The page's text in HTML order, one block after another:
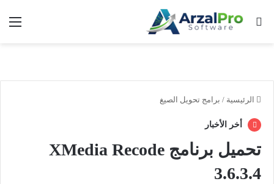
بحث عن
الرئيسية / برامج تحويل الصيغ
أخر الأخبار
تحميل برنامج XMedia Recode
3.6.3.4